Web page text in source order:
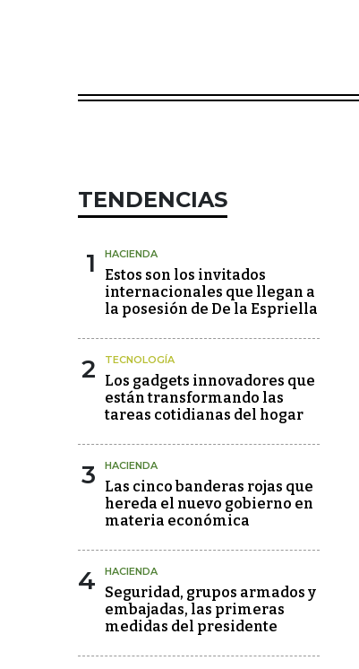
TENDENCIAS
1 HACIENDA
Estos son los invitados
internacionales que llegan a
la posesión de De la Espriella
2 TECNOLOGÍA
Los gadgets innovadores que
están transformando las
tareas cotidianas del hogar
3 HACIENDA
Las cinco banderas rojas que
hereda el nuevo gobierno en
materia económica
4 HACIENDA
Seguridad, grupos armados y
embajadas, las primeras
medidas del presidente